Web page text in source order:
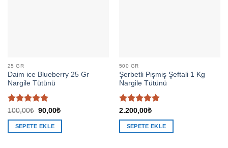
25 GR
Daim ice Blueberry 25 Gr
Nargile Tütünü
5 üzerinden
5oy aldı
100,00₺ Orijinal
100,00₺.
90,00₺Şu
SEPETE EKLE
500 GR
Şerbetli Pişmiş Şeftali 1 Kg
Nargile Tütünü
5 üzerinden
4.92oy
aldı
2.200,00₺
SEPETE EKLE